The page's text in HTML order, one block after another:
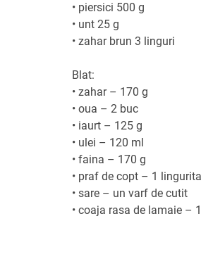
• piersici 500 g
• unt 25 g
• zahar brun 3 linguri
Blat:
• zahar – 170 g
• oua – 2 buc
• iaurt – 125 g
• ulei – 120 ml
• faina – 170 g
• praf de copt – 1 lingurita
• sare – un varf de cutit
• coaja rasa de lamaie –